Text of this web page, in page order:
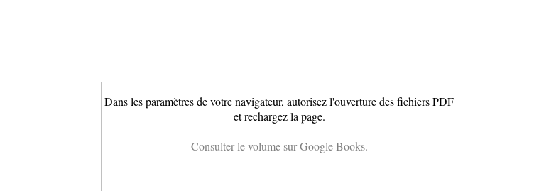
Dans les paramètres de votre navigateur, autorisez l'ouverture des fichiers PDF
et rechargez la page.
Consulter le volume sur Google Books.